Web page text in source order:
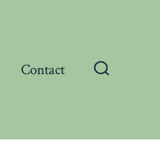
Contact